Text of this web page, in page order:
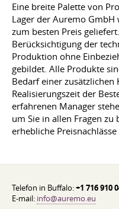
Eine breite Palette von
Lager der Auremo
zum besten Preis
Berücksichtigung der
Produktion ohne
gebildet. Alle Produkte
Bedarf einer
Realisierungszeit der
erfahrenen Manager
um Sie in allen Fragen
erhebliche
Telefon in Buffalo:+1 716 910
E-mail: info@auremo.eu